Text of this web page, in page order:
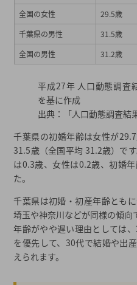
結婚相談所・お見合い
あなたにおすすめな千葉県の結婚
2026年夏の最新キャンペーン
都道府県から結婚相談所を探す
結婚相談所一覧から結婚相談所
全国の女性
29.5歳
千葉県の男性
31.5歳
全国の男性
31.2歳
平成27年 人口動態調査
を基に作成
出典：「人口動態調査結
千葉県の初婚年齢は女性が
31.5歳（全国平均 31.2歳）で
は0.3歳、女性は0.2歳、初婚
た。
千葉県は初婚・初産年齢とも
埼玉や神奈川などが同様の傾向
年齢がやや遅い理由としては
を優先して、30代で結婚や出
えられます。